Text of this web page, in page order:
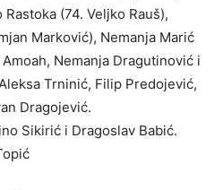
(74. Veljko Rauš),
Marković), Nemanja Marić
Nemanja Dragutinović i
Trninić, Filip Predojević,
Dragojević.
Sikirić i Dragoslav Babić.